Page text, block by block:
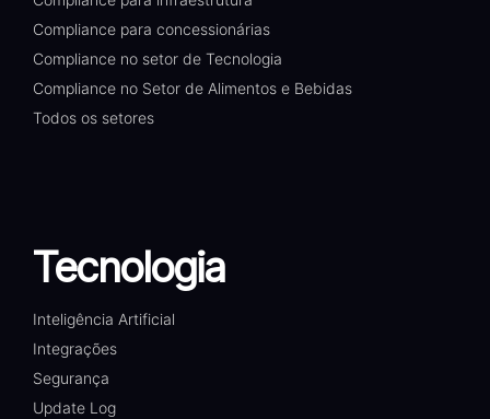
Compliance para concessionárias
Compliance no setor de Tecnologia
Compliance no Setor de Alimentos e Bebidas
Todos os setores
Tecnologia
Inteligência Artificial
Integrações
Segurança
Update Log